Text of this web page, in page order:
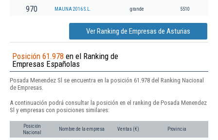
970 MAUNA 2016 S.L. grande 5510
Ver Ranking de Empresas de Asturias
Posición 61.978 en el Ranking de
Empresas Españolas
Posada Menendez Sl se encuentra en la posición 61.978 del Ranking Nacional
de Empresas.
A continuación podrá consultar la posición en el ranking de Posada Menendez
Sl y empresas con posiciones similares:
Posición
Nacional
Nombre de la empresa Ventas (€) Provincia